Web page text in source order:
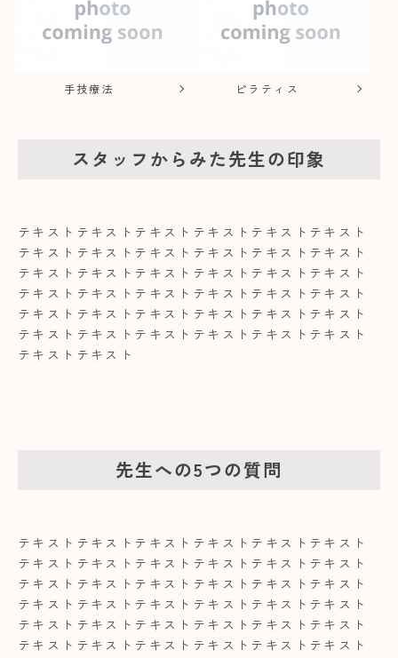
手技療法 ピラティス
スタッフからみた先生の印象
テキストテキストテキストテキストテキストテキスト
テキストテキストテキストテキストテキストテキスト
テキストテキストテキストテキストテキストテキスト
テキストテキストテキストテキストテキストテキスト
テキストテキストテキストテキストテキストテキスト
テキストテキストテキストテキストテキストテキスト
テキストテキスト
先生への5つの質問
テキストテキストテキストテキストテキストテキスト
テキストテキストテキストテキストテキストテキスト
テキストテキストテキストテキストテキストテキスト
テキストテキストテキストテキストテキストテキスト
テキストテキストテキストテキストテキストテキスト
テキストテキストテキストテキストテキストテキスト